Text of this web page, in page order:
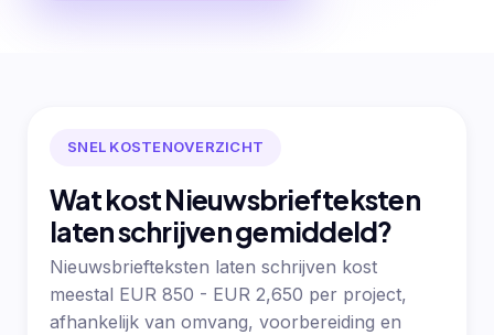
SNEL KOSTENOVERZICHT
Wat kost Nieuwsbriefteksten
laten schrijven gemiddeld?
Nieuwsbriefteksten laten schrijven kost
meestal EUR 850 - EUR 2,650 per project,
afhankelijk van omvang, voorbereiding en